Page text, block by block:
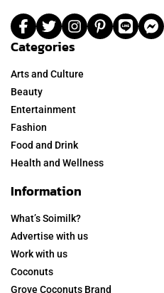
Categories
Arts and Culture
Beauty
Entertainment
Fashion
Food and Drink
Health and Wellness
Information
What’s Soimilk?
Advertise with us
Work with us
Coconuts
Grove Coconuts Brand